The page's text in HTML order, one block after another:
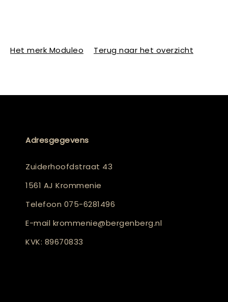
Het merk Moduleo Terug naar het overzicht
Adresgegevens
Zuiderhoofdstraat 43
1561 AJ Krommenie
Telefoon 075-6281496
E-mail krommenie@bergenberg.nl
KVK: 89670833